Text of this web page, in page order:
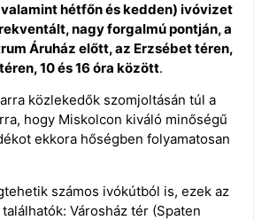
hétfőn és kedden) ivóvizet
nagy forgalmú pontján, a
Áruház előtt, az Erzsébet téren,
10 és 16 óra között.
közlekedők szomjoltásán túl a
hogy Miskolcon kiváló minőségű
ekkora hőségben folyamatosan
számos ivókútból is, ezek az
Városház tér (Spaten